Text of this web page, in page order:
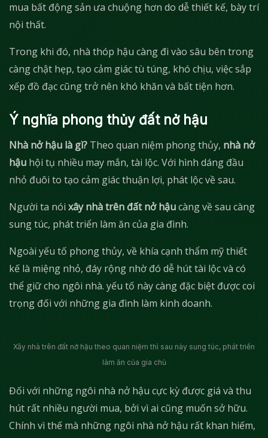
mua bất động sản ưa chuộng hơn do dễ thiết kế, bày trí
nội thất.
Trong khi đó, nhà thóp hậu càng đi vào sâu bên trong
càng chật hẹp, tạo cảm giác tù túng, khó chịu, việc sắp
xếp đồ đạc cũng trở nên khó khăn và bất tiện hơn.
Ý nghĩa phong thủy đất nở hậu
Nhà nở hậu là gì? Theo quan niệm phong thủy, nhà nở
hậu hội tụ nhiều may mắn, tài lộc. Với hình dáng đầu
nhỏ đuôi to tạo cảm giác thuận lợi, phát lộc về sau.
Người ta nói xây nhà trên đất nở hậucàng về sau càng
sung túc, phát triển làm ăn của gia đình.
Ngoài yếu tố phong thủy, về khía cạnh thẩm mỹ thiết
kế là miệng nhỏ, đáy rộng nhờ đó dễ hút tài lộc và có
thể giữ cho ngôi nhà. yếu tố này càng đặc biệt được coi
trọng đối với những gia đình làm kinh doanh.
Xây nhà trên đất nở hậu theo quan niệm thì sau này sung túc, phát triển
làm ăn của gia chủ
Đối với những ngôi nhà nở hậu cực kỳ được giá và thu
hút rất nhiều người mua, bởi vì ai cũng muốn sở hữu.
Chính vì thế mà những ngôi nhà nở hậu rất khan hiếm,